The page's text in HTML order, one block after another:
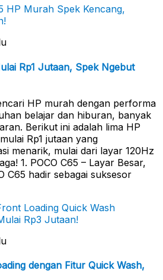
Rp1 Jutaan, Spek Ngebut
HP murah dengan performa
belajar dan hiburan, banyak
Berikut ini adalah lima HP
Rp1 jutaan yang
menarik, mulai dari layar 120Hz
1. POCO C65 – Layar Besar,
C65 hadir sebagai suksesor
dengan Fitur Quick Wash,